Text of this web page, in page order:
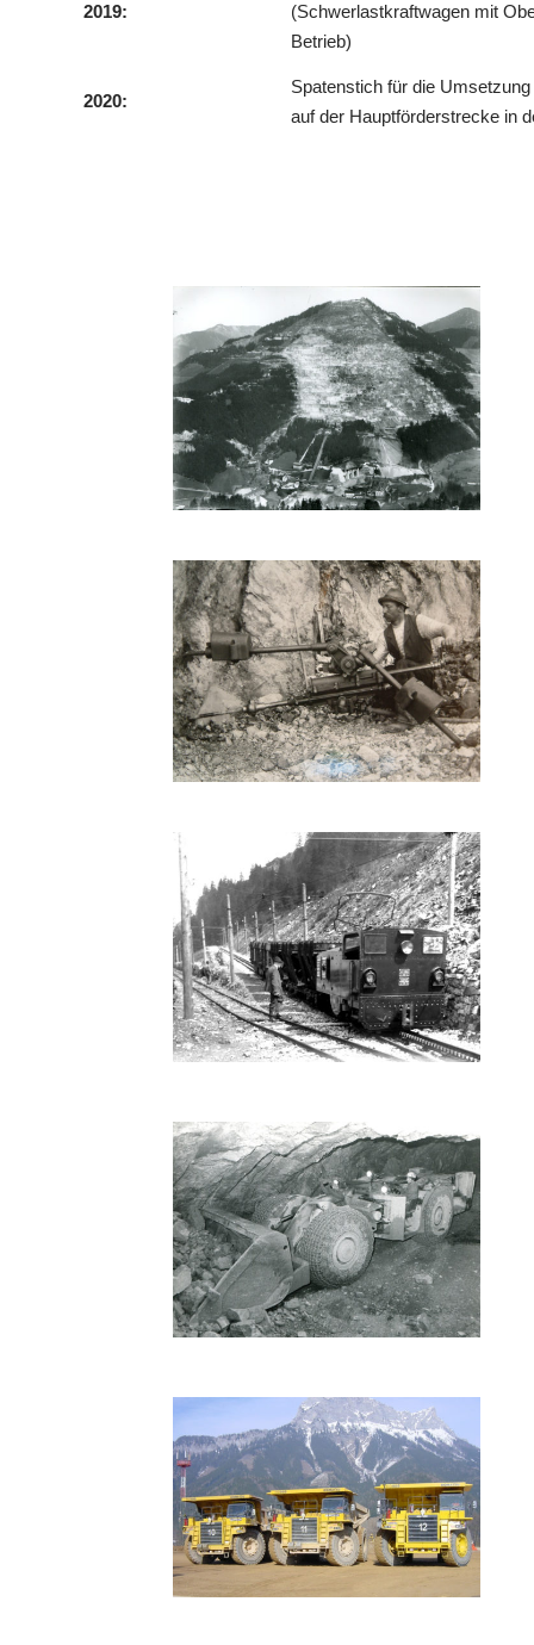
2019:
(Schwerlastkraftwagen mit
Betrieb)
2020:
Spatenstich für die
auf der Hauptförderstrecke in